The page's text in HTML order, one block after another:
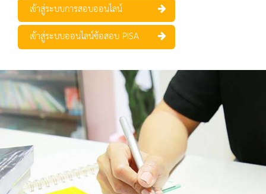
เข้าสู่ระบบการสอบออนไลน์
เข้าสู่ระบบออนไลน์ข้อสอบ PISA